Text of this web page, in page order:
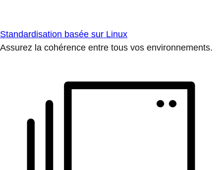
Standardisation basée sur Linux
Assurez la cohérence entre tous vos environnements.